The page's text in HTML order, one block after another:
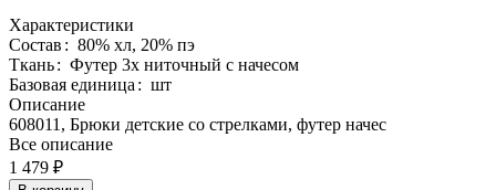
Характеристики
Состав: 80% хл, 20% пэ
Ткань: Футер 3х ниточный с начесом
Базовая единица: шт
Описание
608011, Брюки детские со стрелками, футер начес
Все описание
1 479 ₽